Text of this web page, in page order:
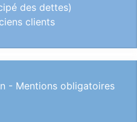
des dettes)
clients
- Mentions obligatoires